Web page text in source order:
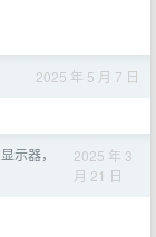
2025 年 5 月 7 日
示器，
2025 年 3
月 21 日